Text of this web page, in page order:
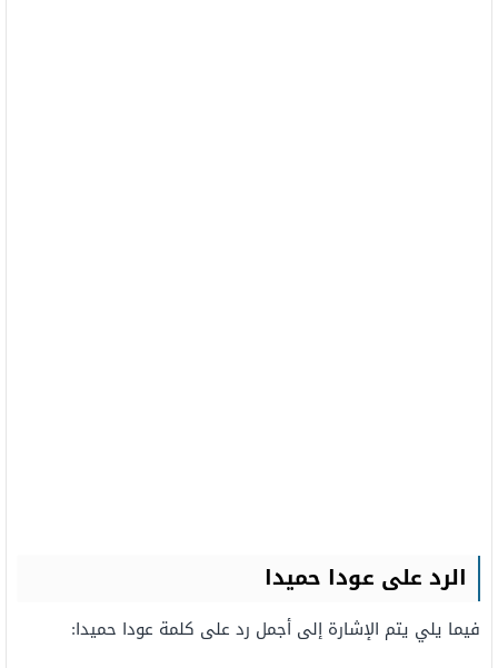
الرد على عودا حميدا
فيما يلي يتم الإشارة إلى أجمل رد على كلمة عودا حميدا: